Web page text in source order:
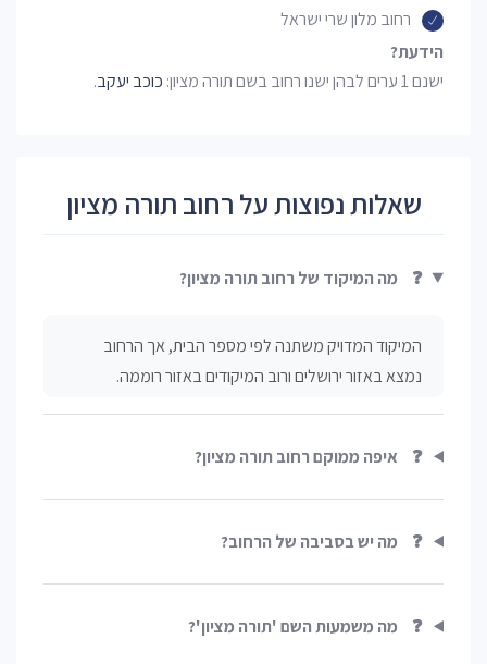
רחוב מלון שרי ישראל
הידעת?
ישנם 1 ערים לבהן ישנו רחוב בשם תורה מציון:
כוכב יעקב.
שאלות נפוצות על רחוב תורה מציון
❓ מה המיקוד של רחוב תורה מציון?
המיקוד המדויק משתנה לפי מספר הבית, אך הרחוב
נמצא באזור ירושלים ורוב המיקודים באזור רוממה.
❓ איפה ממוקם רחוב תורה מציון?
❓ מה יש בסביבה של הרחוב?
❓ מה משמעות השם 'תורה מציון'?